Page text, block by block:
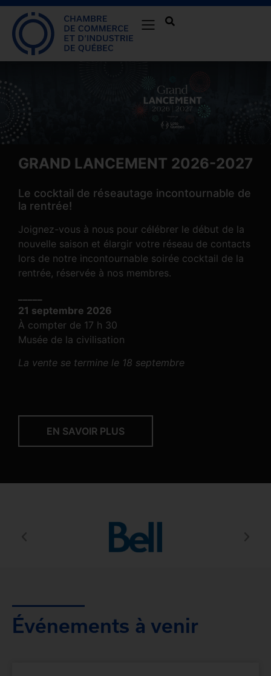
GRAND LANCEMENT 2026-2027
Le cocktail de réseautage incontournable de
la rentrée!
Joignez-vous à nous pour célébrer le début de la
nouvelle saison et élargir votre réseau de contacts
lors de notre incontournable soirée cocktail de la
rentrée, réservée à nos membres.
21 septembre 2026
À compter de 17 h 30
Musée de la civilisation
La vente se termine le 18 septembre
EN SAVOIR PLUS
Événements à venir